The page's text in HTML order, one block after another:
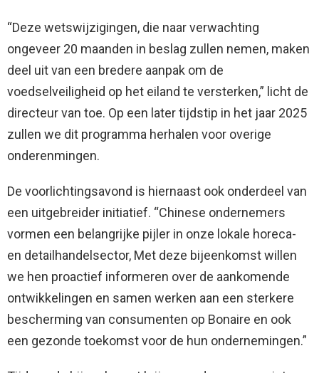
“Deze wetswijzigingen, die naar verwachting
ongeveer 20 maanden in beslag zullen nemen, maken
deel uit van een bredere aanpak om de
voedselveiligheid op het eiland te versterken,” licht de
directeur van toe. Op een later tijdstip in het jaar 2025
zullen we dit programma herhalen voor overige
onderenmingen.
De voorlichtingsavond is hiernaast ook onderdeel van
een uitgebreider initiatief. “Chinese ondernemers
vormen een belangrijke pijler in onze lokale horeca-
en detailhandelsector, Met deze bijeenkomst willen
we hen proactief informeren over de aankomende
ontwikkelingen en samen werken aan een sterkere
bescherming van consumenten op Bonaire en ook
een gezonde toekomst voor de hun ondernemingen.”